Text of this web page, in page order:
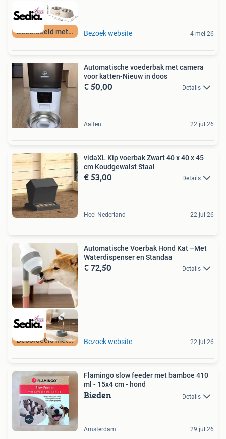
Beoordeeld met 9+ Bezoek website 4 mei 26
Automatische voederbak met camera
voor katten-Nieuw in doos
€ 50,00 Details
Aalten 22 jul 26
vidaXL Kip voerbak Zwart 40 x 40 x 45
cm Koudgewalst Staal
€ 53,00 Details
Heel Nederland 22 jul 26
Beoordeeld met 9+
Automatische Voerbak Hond Kat –Met
Waterdispenser en Standaa
€ 72,50 Details
Bezoek website 22 jul 26
Flamingo slow feeder met bamboe 410
ml - 15x4 cm - hond
Bieden Details
Amsterdam 29 jul 26